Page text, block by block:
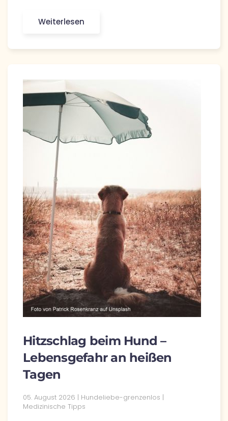
Weiterlesen
Hitzschlag beim Hund –
Lebensgefahr an heißen
Tagen
05. August 2026 | Hundeliebe-grenzenlos |
Medizinische Tipps